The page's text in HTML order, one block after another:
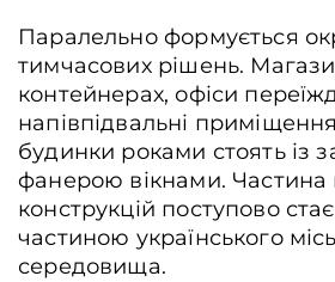
Паралельно формується
тимчасових рішень.
контейнерах, офіси
напівпідвальні
будинки роками стоять із
фанерою вікнами. Частина
конструкцій поступово
частиною українського
середовища.